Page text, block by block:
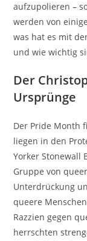
aufzupolieren –
werden von
was hat es mit
und wie wichtig
Der
Ursprünge
Der Pride Month
liegen in den
Yorker Stonewall
Gruppe von
Unterdrückung
queere
Razzien gegen
herrschten